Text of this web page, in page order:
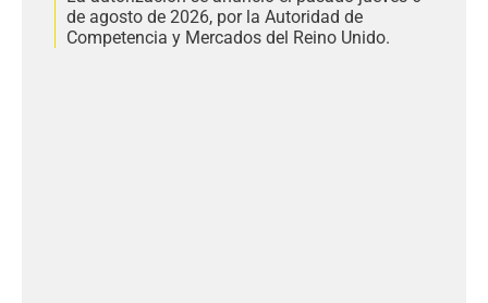
de agosto de 2026, por la Autoridad de
Competencia y Mercados del Reino Unido.